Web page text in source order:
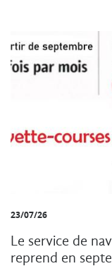
23/07/26
Le service de
reprend en